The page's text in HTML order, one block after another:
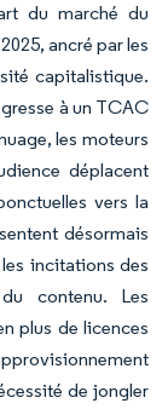
du marché du
ancré par les
capitalistique.
à un TCAC
les moteurs
déplacent
vers la
désormais
incitations des
contenu. Les
plus de licences
de jongler